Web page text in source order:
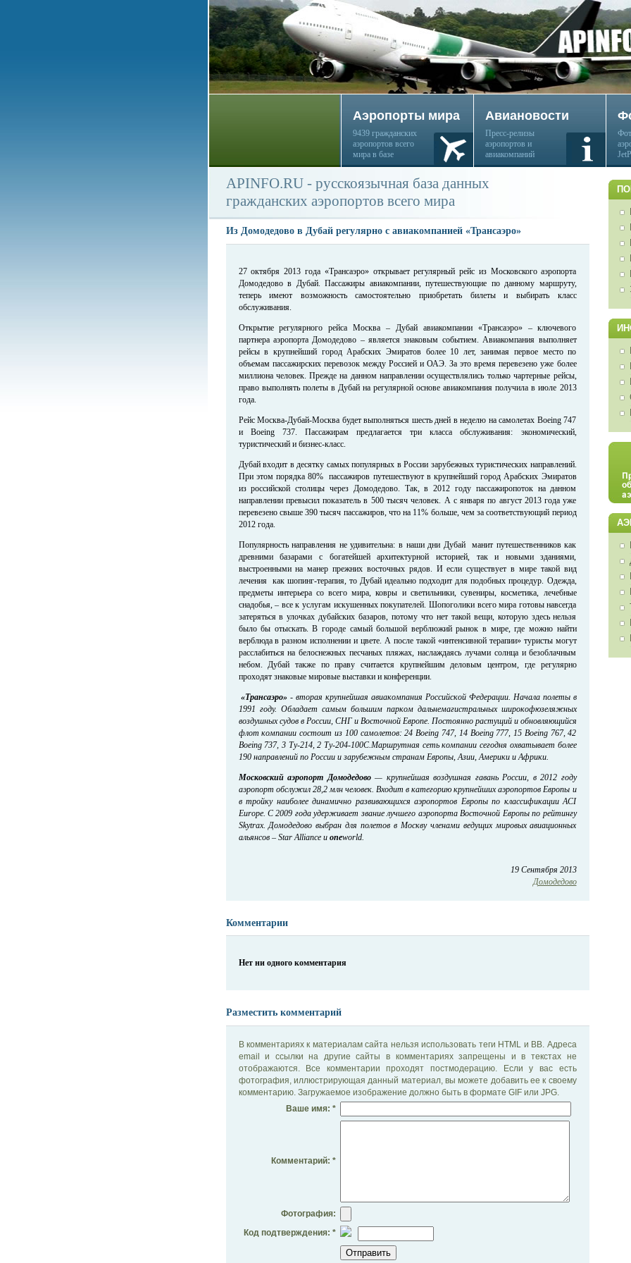
Аэропорты мира
9439 гражданских
аэропортов всего
мира в базе
Авиановости
Пресс-релизы
аэропортов и
авиакомпаний
APINFO.RU - русскоязычная база данных
гражданских аэропортов всего мира
Из Домодедово в Дубай регулярно с авиакомпанией «Трансаэро»
27 октября 2013 года «Трансаэро» открывает регулярный рейс из Московского аэропорта
Домодедово в Дубай. Пассажиры авиакомпании, путешествующие по данному маршруту,
теперь имеют возможность самостоятельно приобретать билеты и выбирать класс
обслуживания.
Открытие регулярного рейса Москва – Дубай авиакомпании «Трансаэро» – ключевого
партнера аэропорта Домодедово – является знаковым событием. Авиакомпания выполняет
рейсы в крупнейший город Арабских Эмиратов более 10 лет, занимая первое место по
объемам пассажирских перевозок между Россией и ОАЭ. За это время перевезено уже более
миллиона человек. Прежде на данном направлении осуществлялись только чартерные рейсы,
право выполнять полеты в Дубай на регулярной основе авиакомпания получила в июле 2013
года.
Рейс Москва-Дубай-Москва будет выполняться шесть дней в неделю на самолетах Boeing 747
и Boeing 737. Пассажирам предлагается три класса обслуживания: экономический,
туристический и бизнес-класс.
Дубай входит в десятку самых популярных в России зарубежных туристических направлений.
При этом порядка 80% пассажиров путешествуют в крупнейший город Арабских Эмиратов
из российской столицы через Домодедово. Так, в 2012 году пассажиропоток на данном
направлении превысил показатель в 500 тысяч человек. А с января по август 2013 года уже
перевезено свыше 390 тысяч пассажиров, что на 11% больше, чем за соответствующий период
2012 года.
Популярность направления не удивительна: в наши дни Дубай манит путешественников как
древними базарами с богатейшей архитектурной историей, так и новыми зданиями,
выстроенными на манер прежних восточных рядов. И если существует в мире такой вид
лечения как шопинг-терапия, то Дубай идеально подходит для подобных процедур. Одежда,
предметы интерьера со всего мира, ковры и светильники, сувениры, косметика, лечебные
снадобья, – все к услугам искушенных покупателей. Шопоголики всего мира готовы навсегда
затеряться в улочках дубайских базаров, потому что нет такой вещи, которую здесь нельзя
было бы отыскать. В городе самый большой верблюжий рынок в мире, где можно найти
верблюда в разном исполнении и цвете. А после такой «интенсивной терапии» туристы могут
расслабиться на белоснежных песчаных пляжах, наслаждаясь лучами солнца и безоблачным
небом. Дубай также по праву считается крупнейшим деловым центром, где регулярно
проходят знаковые мировые выставки и конференции.
«Трансаэро» - вторая крупнейшая авиакомпания Российской Федерации. Начала полеты в
1991 году. Обладает самым большим парком дальнемагистральных широкофюзеляжных
воздушных судов в России, СНГ и Восточной Европе. Постоянно растущий и обновляющийся
флот компании состоит из 100 самолетов: 24 Boeing 747, 14 Boeing 777, 15 Boeing 767, 42
Boeing 737, 3 Ту-214, 2 Ту-204-100С.Маршрутная сеть компании сегодня охватывает более
190 направлений по России и зарубежным странам Европы, Азии, Америки и Африки.
Московский аэропорт Домодедово— крупнейшая воздушная гавань России, в 2012 году
аэропорт обслужил 28,2 млн человек. Входит в категорию крупнейших аэропортов Европы и
в тройку наиболее динамично развивающихся аэропортов Европы по классификации ACI
Europe. С 2009 года удерживает звание лучшего аэропорта Восточной Европы по рейтингу
Skytrax. Домодедово выбран для полетов в Москву членами ведущих мировых авиационных
альянсов – Star Alliance иoneworld.
19 Сентября 2013
Домодедово
Комментарии
Нет ни одного комментария
Разместить комментарий
В комментариях к материалам сайта нельзя использовать теги HTML и BB. Адреса
email и ссылки на другие сайты в комментариях запрещены и в текстах не
отображаются. Все комментарии проходят постмодерацию. Если у вас есть
фотография, иллюстрирующая данный материал, вы можете добавить ее к своему
комментарию. Загружаемое изображение должно быть в формате GIF или JPG.
Ваше имя: *
Комментарий: *
Фотография:
Код подтверждения: *